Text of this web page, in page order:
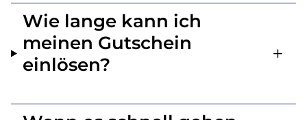
Wie lange kann ich
meinen Gutschein
einlösen?